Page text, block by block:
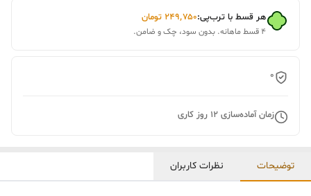
هر قسط با ترب‌پی:۲۴۹٬۷۵۰ تومان
۴ قسط ماهانه. بدون سود، چک و ضامن.
0
زمان آماده‌سازی 12 روز کاری
توضیحات نظرات کاربران